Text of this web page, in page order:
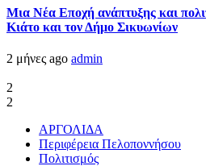
Μια Νέα Εποχή ανάπτυξης και
Κιάτο και τον Δήμο Σικυωνίων
2 μήνες ago admin
2
2
ΑΡΓΟΛΙΔΑ
Περιφέρεια Πελοποννήσου
Πολιτισμός